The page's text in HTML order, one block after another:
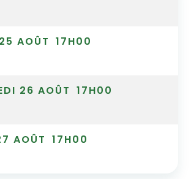
AOÛT 17H00
26 AOÛT 17H00
AOÛT 17H00